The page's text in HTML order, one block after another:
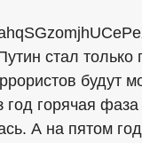
стал только
будут
год горячая фаза
А на пятом